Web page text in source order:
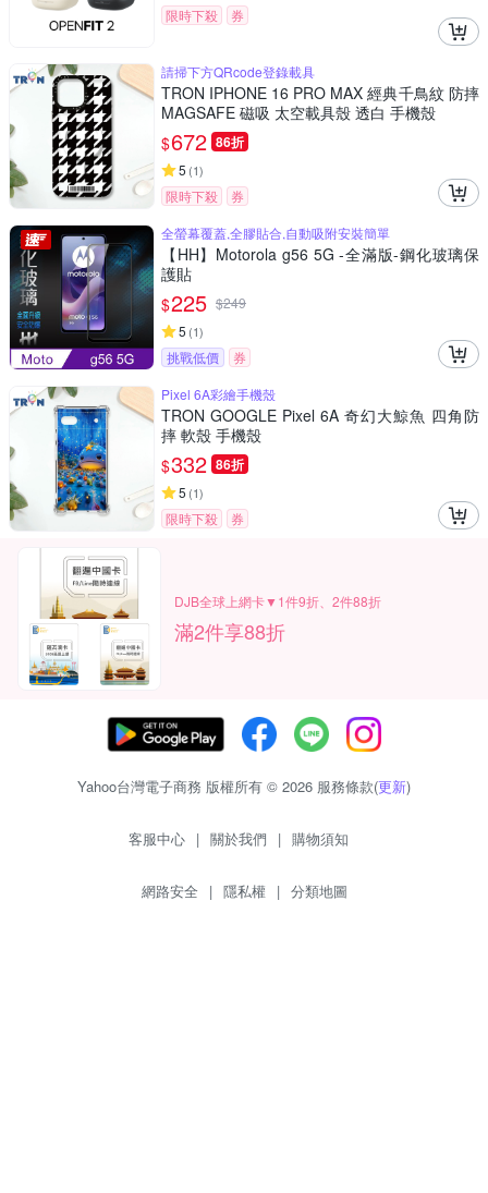
限時下殺 券
請掃下方QRcode登錄載具
TRON IPHONE 16 PRO MAX 經典千鳥紋 防摔
MAGSAFE 磁吸 太空載具殼 透白 手機殼
$672 86折
5 (1)
限時下殺
券
全螢幕覆蓋,全膠貼合,自動吸附安裝簡單
【HH】Motorola g56 5G -全滿版-鋼化玻璃保
護貼
$225 $249
5 (1)
挑戰低價
券
Pixel 6A彩繪手機殼
TRON GOOGLE Pixel 6A 奇幻大鯨魚 四角防
摔 軟殼 手機殼
$332 86折
5 (1)
限時下殺 券
DJB全球上網卡▼1件9折、2件88折
滿2件享88折
Yahoo台灣電子商務 版權所有 © 2026 服務條款(更新)
客服中心 | 關於我們 | 購物須知
網路安全 | 隱私權 | 分類地圖